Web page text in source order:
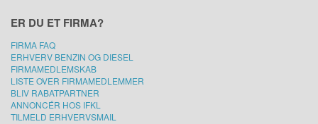
ER DU ET FIRMA?
FIRMA FAQ
ERHVERV BENZIN OG DIESEL
FIRMAMEDLEMSKAB
LISTE OVER FIRMAMEDLEMMER
BLIV RABATPARTNER
ANNONCÉR HOS IFKL
TILMELD ERHVERVSMAIL